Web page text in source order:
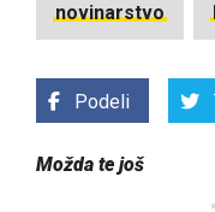
novinarstvo
Podeli
Možda te još